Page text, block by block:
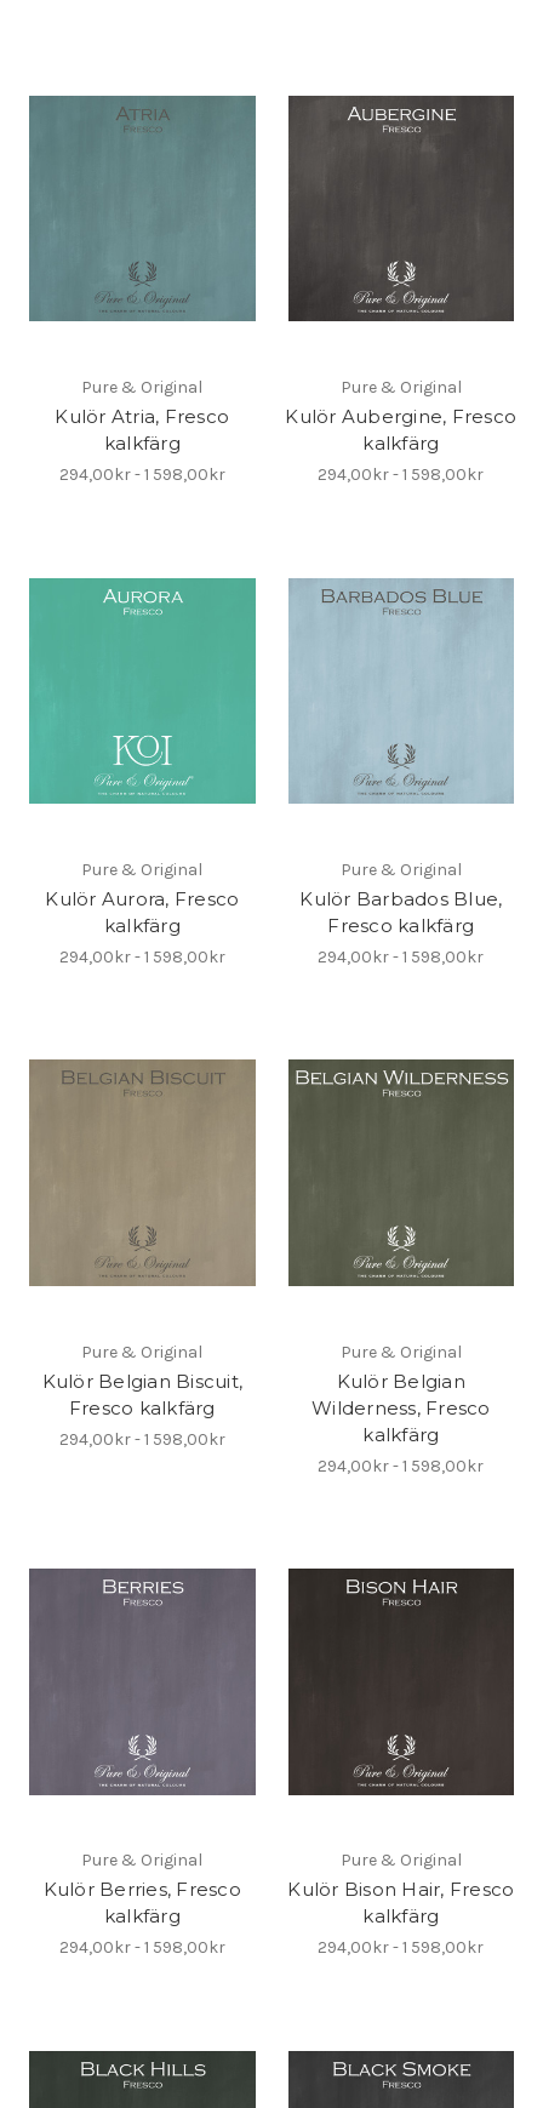
Pure & Original
Kulör Atria, Fresco
kalkfärg
294,00kr - 1 598,00kr
Pure & Original
Kulör Aubergine, Fresco
kalkfärg
294,00kr - 1 598,00kr
Pure & Original
Kulör Aurora, Fresco
kalkfärg
294,00kr - 1 598,00kr
Pure & Original
Kulör Barbados Blue,
Fresco kalkfärg
294,00kr - 1 598,00kr
Pure & Original
Kulör Belgian Biscuit,
Fresco kalkfärg
294,00kr - 1 598,00kr
Pure & Original
Kulör Belgian
Wilderness, Fresco
kalkfärg
294,00kr - 1 598,00kr
Pure & Original
Kulör Berries, Fresco
kalkfärg
294,00kr - 1 598,00kr
Pure & Original
Kulör Bison Hair, Fresco
kalkfärg
294,00kr - 1 598,00kr